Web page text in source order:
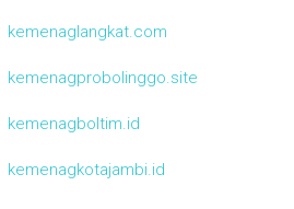
kemenaglangkat.com
kemenagprobolinggo.site
kemenagboltim.id
kemenagkotajambi.id